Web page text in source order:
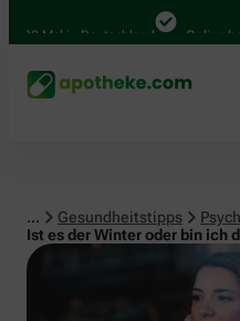
Mal in Deutschland Online bei
... Gesundheitstipps
Ist es der Winter oder bin ich
Psyche & Wohlbefinden